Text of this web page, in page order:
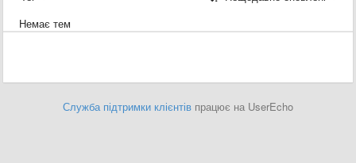
Немає тем
Служба підтримки клієнтів працює на UserEcho